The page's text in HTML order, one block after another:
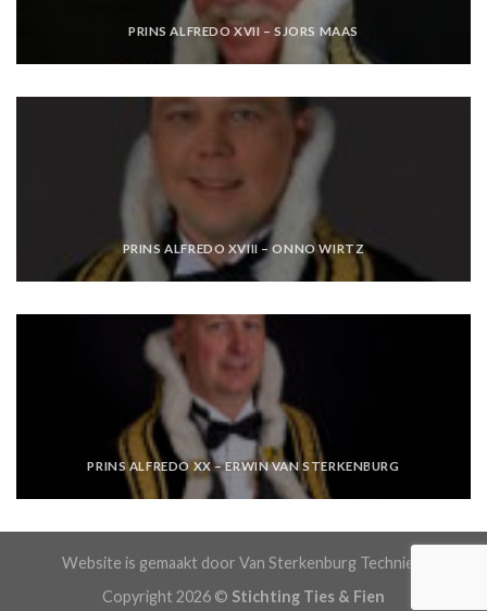
PRINS ALFREDO XVII – SJORS MAAS
PRINS ALFREDO XVIII – ONNO WIRTZ
PRINS ALFREDO XX – ERWIN VAN STERKENBURG
Website is gemaakt door Van Sterkenburg Techniek.
Copyright 2026 © Stichting Ties & Fien